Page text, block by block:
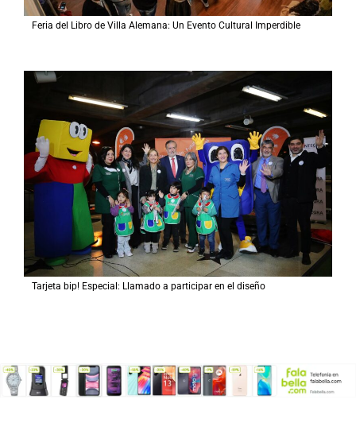
Feria del Libro de Villa Alemana: Un Evento Cultural Imperdible
Tarjeta bip! Especial: Llamado a participar en el diseño